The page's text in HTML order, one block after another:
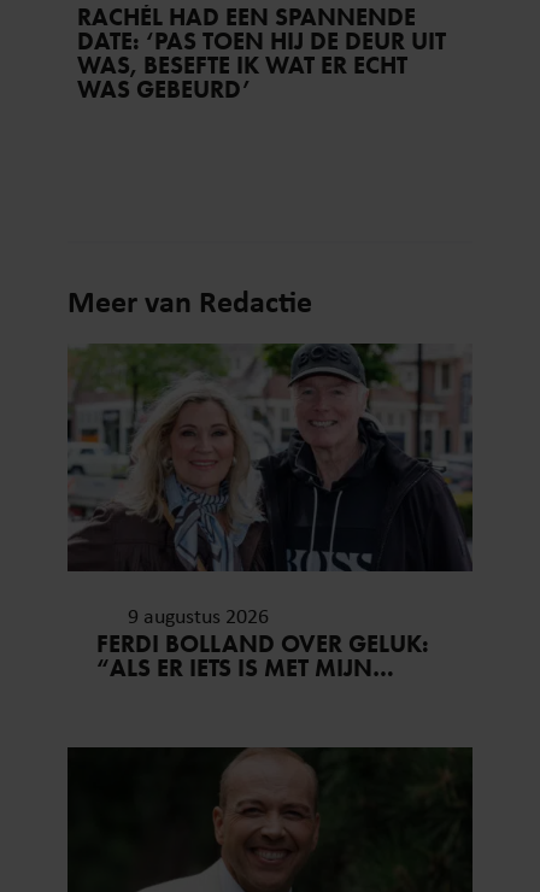
RACHÉL HAD EEN SPANNENDE
DATE: ‘PAS TOEN HIJ DE DEUR UIT
WAS, BESEFTE IK WAT ER ECHT
WAS GEBEURD’
Meer van Redactie
9 augustus 2026
FERDI BOLLAND OVER GELUK:
“ALS ER IETS IS MET MIJN